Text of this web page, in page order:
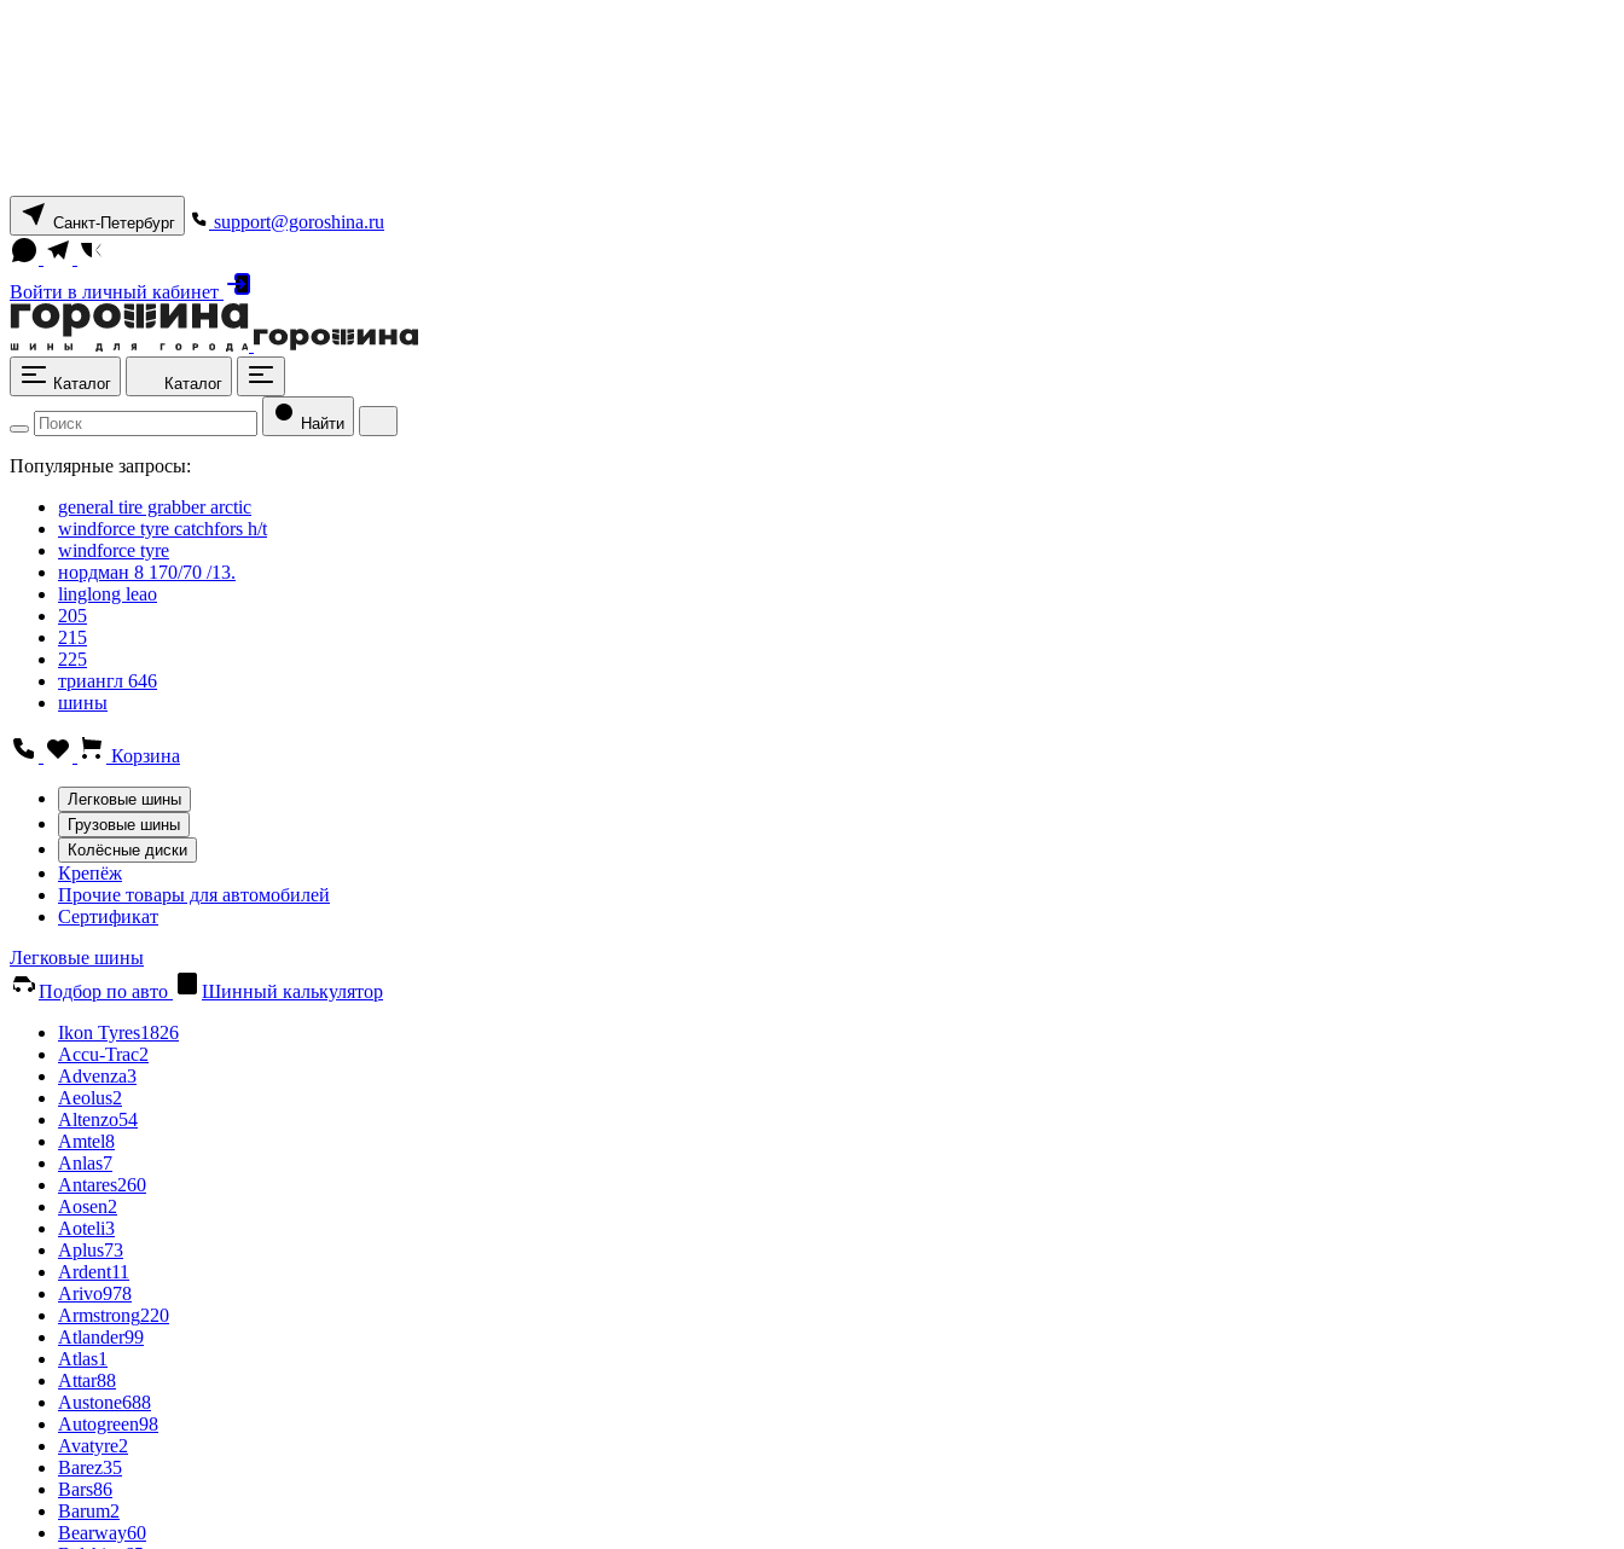
Санкт-Петербург support@goroshina.ru
Войти в личный кабинет
Каталог Каталог
Найти
Популярные запросы:
general tire grabber arctic
windforce tyre catchfors h/t
windforce tyre
нордман 8 170/70 /13.
linglong leao
205
215
225
триангл 646
шины
Корзина
Легковые шины
Грузовые шины
Колёсные диски
Крепёж
Прочие товары для автомобилей
Сертификат
Легковые шины
Подбор по авто
Шинный калькулятор
Ikon Tyres1826
Accu-Trac2
Advenza3
Aeolus2
Altenzo54
Amtel8
Anlas7
Antares260
Aosen2
Aoteli3
Aplus73
Ardent11
Arivo978
Armstrong220
Atlander99
Atlas1
Attar88
Austone688
Autogreen98
Avatyre2
Barez35
Bars86
Barum2
Bearway60